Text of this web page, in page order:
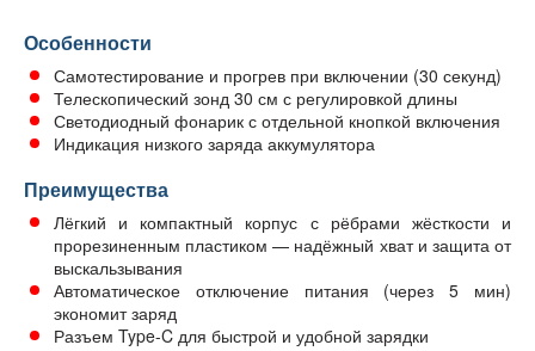
Особенности
Самотестирование и прогрев при включении (30 секунд)
Телескопический зонд 30 см с регулировкой длины
Светодиодный фонарик с отдельной кнопкой включения
Индикация низкого заряда аккумулятора
Преимущества
Лёгкий и компактный корпус с рёбрами жёсткости и
прорезиненным пластиком — надёжный хват и защита от
выскальзывания
Автоматическое отключение питания (через 5 мин)
экономит заряд
Разъем Type-C для быстрой и удобной зарядки